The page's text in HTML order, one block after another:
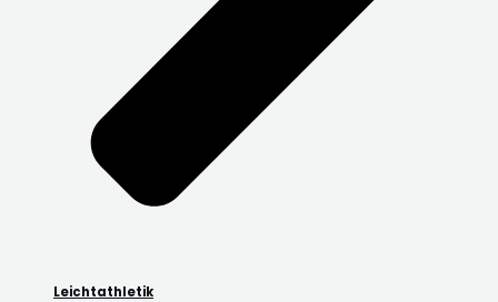
Leichtathletik